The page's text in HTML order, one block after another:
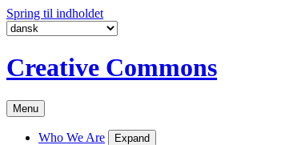
Spring til indholdet
Creative Commons
Menu
Who We Are Expand